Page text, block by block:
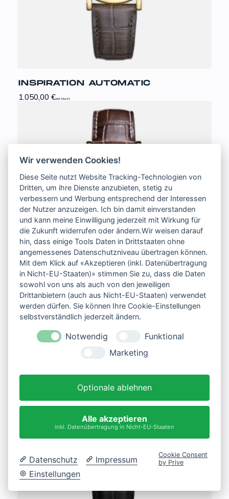
INSPIRATION AUTOMATIC
1.050,00€inkl. MwSt
INSPIRATION AUTOMATIC
Wir verwenden Cookies!
Diese Seite nutzt Website Tracking-Technologien von
Dritten, um ihre Dienste anzubieten, stetig zu
verbessern und Werbung entsprechend der Interessen
der Nutzer anzuzeigen. Ich bin damit einverstanden
und kann meine Einwilligung jederzeit mit Wirkung für
die Zukunft widerrufen oder ändern.Wir weisen darauf
hin, dass einige Tools Daten in Drittstaaten ohne
angemessenes Datenschutzniveau übertragen können.
Mit dem Klick auf «Akzeptieren (inkl. Datenübertragung
in Nicht-EU-Staaten)» stimmen Sie zu, dass die Daten
sowohl von uns als auch von den jeweiligen
Drittanbietern (auch aus Nicht-EU-Staaten) verwendet
werden dürfen. Sie können Ihre Cookie-Einstellungen
selbstverständlich jederzeit ändern.
Notwendig
Funktional
Marketing
Optionale ablehnen
Alle akzeptieren
inkl. Datenübertragung in Nicht-EU-Staaten
Datenschutz
Impressum
Einstellungen
Cookie Consent
by Prive